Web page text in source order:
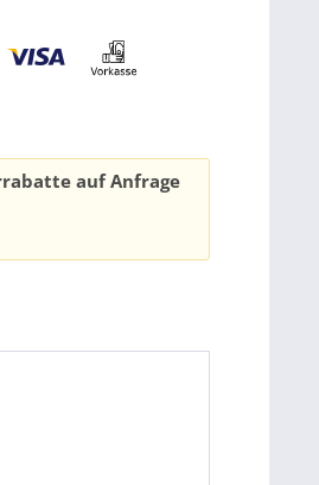
auf Anfrage